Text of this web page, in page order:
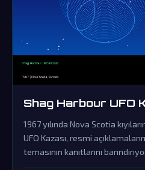
Shag Harbour UFO
1967 yılında Nova Scotia
UFO Kazası, resmi
temasının kanıtlarını
suya çarpmasıyla başlayıp